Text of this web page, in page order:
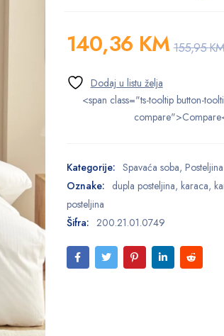
155,95KM
140,36 KM
<span class="ts-tooltip button-
Kategorije: Spavaća soba, Posteljina
Oznake: dupla posteljina, karaca,
posteljina
Šifra: 200.21.01.0749